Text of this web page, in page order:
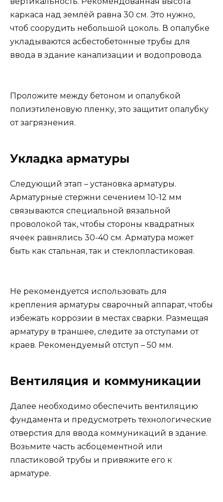
каркаса над землёй равна 30 см. Это нужно,
чтоб соорудить небольшой цоколь. В опалубке
укладываются асбестобетонные трубы для
ввода в здание канализации и водопровода.
Проложите между бетоном и опалубкой
полиэтиленовую пленку, это защитит опалубку
от загрязнения.
Укладка арматуры
Следующий этап – установка арматуры.
Арматурные стержни сечением 10-12 мм
связываются специальной вязальной
проволокой так, чтобы стороны квадратных
ячеек равнялись 30-40 см. Арматура может
быть как стальная, так и стеклопластиковая.
Не рекомендуется использовать для
крепления арматуры сварочный аппарат, чтобы
избежать коррозии в местах сварки. Размещая
арматуру в траншее, следите за отступами от
краев. Рекомендуемый отступ – 50 мм.
Вентиляция и коммуникации
Далее необходимо обеспечить вентиляцию
фундамента и предусмотреть технологические
отверстия для ввода коммуникаций в здание.
Возьмите часть асбоцементной или
пластиковой трубы и привяжите его к
арматуре.